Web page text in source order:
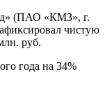
(ПАО «КМЗ», г.
чистую
руб.
года на 34%